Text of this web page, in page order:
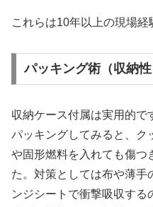
これらは10年以上の現場経
パッキング術（収納性
収納ケース付属は実用的で
パッキングしてみると、ク
や固形燃料を入れても傷つ
た。対策としては布や薄手
ンジシートで衝撃吸収す